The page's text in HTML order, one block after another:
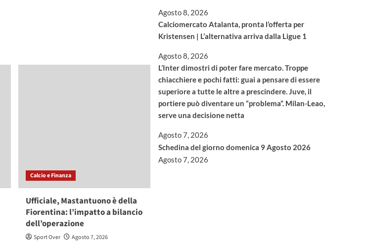
Calcio e Finanza
Ufficiale, Mastantuono è della
Fiorentina: l’impatto a bilancio
dell’operazione
Sport Over Agosto 7, 2026
Agosto 8, 2026
Calciomercato Atalanta, pronta l’offerta per
Kristensen | L’alternativa arriva dalla Ligue 1
Agosto 8, 2026
L’Inter dimostri di poter fare mercato. Troppe
chiacchiere e pochi fatti: guai a pensare di essere
superiore a tutte le altre a prescindere. Juve, il
portiere può diventare un “problema”. Milan-Leao,
serve una decisione netta
Agosto 7, 2026
Schedina del giorno domenica 9 Agosto 2026
Agosto 7, 2026